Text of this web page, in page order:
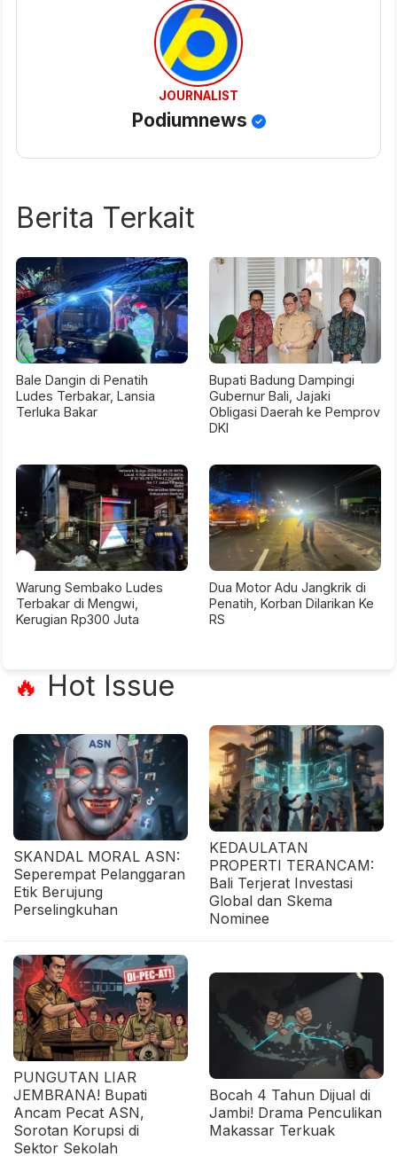
JOURNALIST
Podiumnews
Berita Terkait
Bale Dangin di Penatih
Ludes Terbakar, Lansia
Terluka Bakar
Bupati Badung Dampingi
Gubernur Bali, Jajaki
Obligasi Daerah ke Pemprov
DKI
Warung Sembako Ludes
Terbakar di Mengwi,
Kerugian Rp300 Juta
Dua Motor Adu Jangkrik di
Penatih, Korban Dilarikan Ke
RS
🔥 Hot Issue
SKANDAL MORAL ASN:
Seperempat Pelanggaran
Etik Berujung
Perselingkuhan
KEDAULATAN
PROPERTI TERANCAM:
Bali Terjerat Investasi
Global dan Skema
Nominee
PUNGUTAN LIAR
JEMBRANA! Bupati
Ancam Pecat ASN,
Sorotan Korupsi di
Sektor Sekolah
Bocah 4 Tahun Dijual di
Jambi! Drama Penculikan
Makassar Terkuak